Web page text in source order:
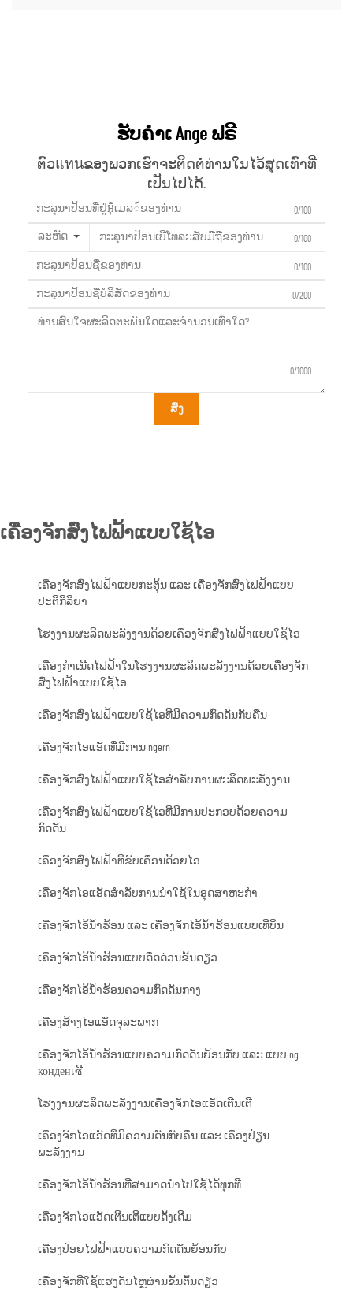
ຮັບຄຳເ Ange ຟຣີ
ຕົວแทนຂອງພວກເຮົາຈະຕິດຕໍ່ທ່ານໃນໄວ້ສຸດເທົ່າທີ່
ເປັນໄປໄດ້.
0/100
ລະຫັດ 0/100
0/100
0/200
0/1000
ສົ່ງ
ເຄື່ອງຈັກສົ່ງໄຟຟ້າແບບໃຊ້ໄອ
ເຄື່ອງຈັກສົ່ງໄຟຟ້າແບບກະຕຸ້ນ ແລະ ເຄື່ອງຈັກສົ່ງໄຟຟ້າແບບ
ປະຕິກິລິຍາ
ໂຮງງານຜະລິດພະລັງງານດ້ວຍເຄື່ອງຈັກສົ່ງໄຟຟ້າແບບໃຊ້ໄອ
ເຄື່ອງກຳເນີດໄຟຟ້າໃນໂຮງງານຜະລິດພະລັງງານດ້ວຍເຄື່ອງຈັກ
ສົ່ງໄຟຟ້າແບບໃຊ້ໄອ
ເຄື່ອງຈັກສົ່ງໄຟຟ້າແບບໃຊ້ໄອທີ່ມີຄວາມກົດດັນກັບຄືນ
ເຄື່ອງຈັກໄອແອັດທີ່ມີການ ngern
ເຄື່ອງຈັກສົ່ງໄຟຟ້າແບບໃຊ້ໄອສຳລັບການຜະລິດພະລັງງານ
ເຄື່ອງຈັກສົ່ງໄຟຟ້າແບບໃຊ້ໄອທີ່ມີການປະກອບດ້ວຍຄວາມ
ກົດດັນ
ເຄື່ອງຈັກສົ່ງໄຟຟ້າທີ່ຂັບເຄື່ອນດ້ວຍໄອ
ເຄື່ອງຈັກໄອແອັດສຳລັບການນຳໃຊ້ໃນອຸດສາຫະກຳ
ເຄື່ອງຈັກໄອ້ນ້ຳຮ້ອນ ແລະ ເຄື່ອງຈັກໄອ້ນ້ຳຮ້ອນແບບເທີບິນ
ເຄື່ອງຈັກໄອ້ນ້ຳຮ້ອນແບບດຶດດ່ວນຂັ້ນດຽວ
ເຄື່ອງຈັກໄອ້ນ້ຳຮ້ອນຄວາມກົດດັນກາງ
ເຄື່ອງສ້າງໄອແອັດຈຸລະພາກ
ເຄື່ອງຈັກໄອ້ນ້ຳຮ້ອນແບບຄວາມກົດດັນຍ້ອນກັບ ແລະ ແບບ ng
конденเซີ
ໂຮງງານຜະລິດພະລັງງານເຄື່ອງຈັກໄອແອັດເຕີນເຕີ
ເຄື່ອງຈັກໄອແອັດທີ່ມີຄວາມດັນກັບຄືນ ແລະ ເຄື່ອງປ່ຽນ
ພະລັງງານ
ເຄື່ອງຈັກໄອ້ນ້ຳຮ້ອນທີ່ສາມາດນຳໄປໃຊ້ໄດ້ທຸກທີ
ເຄື່ອງຈັກໄອແອັດເຕີນເຕີແບບດັ້ງເດີມ
ເຄື່ອງປ່ອຍໄຟຟ້າແບບຄວາມກົດດັນຍ້ອນກັບ
ເຄື່ອງຈັກທີ່ໃຊ້ແຮງດັນໄຫຼຜ່ານຂັ້ນຕົ້ນດຽວ